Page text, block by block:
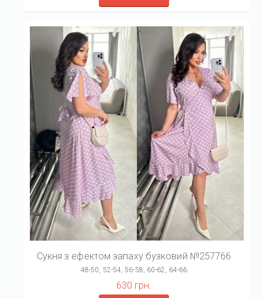
Сукня з ефектом запаху бузковий №257766
48-50, 52-54, 56-58, 60-62, 64-66
630 грн.